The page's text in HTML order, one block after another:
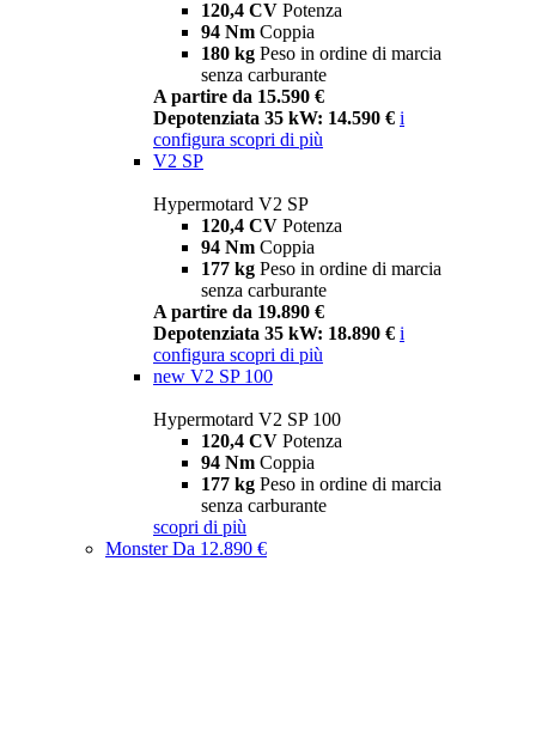
120,4 CV Potenza
94 Nm Coppia
180 kg Peso in ordine di marcia
senza carburante
A partire da 15.590 €
Depotenziata 35 kW: 14.590 € i
configura scopri di più
V2 SP
Hypermotard V2 SP
120,4 CV Potenza
94 Nm Coppia
177 kg Peso in ordine di marcia
senza carburante
A partire da 19.890 €
Depotenziata 35 kW: 18.890 € i
configura scopri di più
new V2 SP 100
Hypermotard V2 SP 100
120,4 CV Potenza
94 Nm Coppia
177 kg Peso in ordine di marcia
senza carburante
scopri di più
MonsterDa 12.890 €